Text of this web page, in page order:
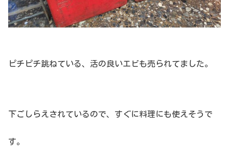
ピチピチ跳ねている、活の良いエビも売られてました。
下ごしらえされているので、すぐに料理にも使えそうで
す。